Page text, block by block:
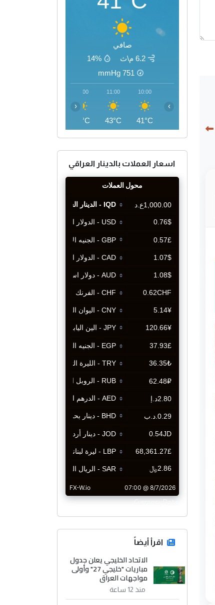
صافي
6.2 م\ث
14%
751
mmHg
10:00
41°C
11:00
43°C
12:00
45°C
‹ ›
اسعار العملات بالدينار العراقي
CurrencyRate
اقرأ أيضاً
الاتحاد الخليجي يعلن جدول
مباريات "خليجي 27" وأولى
مواجهات العراق
منذ 12 ساعة